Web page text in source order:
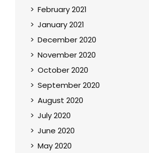
February 2021
January 2021
December 2020
November 2020
October 2020
September 2020
August 2020
July 2020
June 2020
May 2020